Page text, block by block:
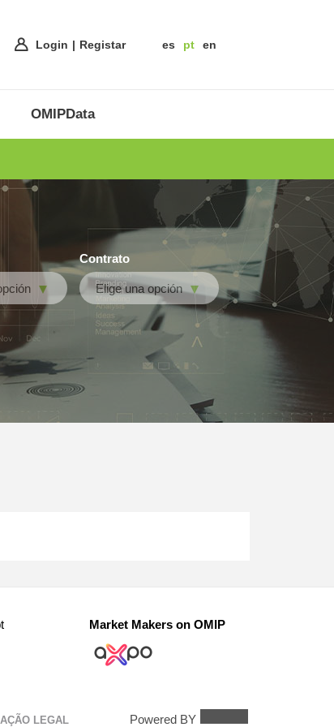
Login Registar es pt en
OMIPData
Contrato
Elige una opción
Market Makers on OMIP
LEGAL Powered BY